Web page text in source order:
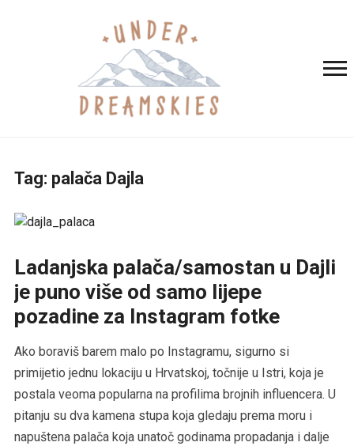
Tag: palača Dajla
Ladanjska palača/samostan u Dajli
je puno više od samo lijepe
pozadine za Instagram fotke
Ako boraviš barem malo po Instagramu, sigurno si
primijetio jednu lokaciju u Hrvatskoj, točnije u Istri, koja je
postala veoma popularna na profilima brojnih influencera. U
pitanju su dva kamena stupa koja gledaju prema moru i
napuštena palača koja unatoč godinama propadanja i dalje